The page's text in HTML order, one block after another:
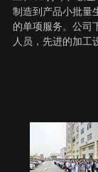
制造到产品小批量
的单项服务。公司
人员，先进的加工